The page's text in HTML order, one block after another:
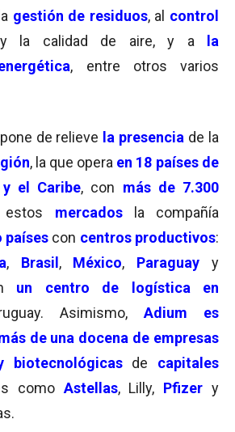
gestión de residuos, al control
y la calidad de aire, y a la
, entre otros varios
de relieve la presencia de la
, la que opera en 18 países de
el Caribe, con más de 7.300
mercadosla compañía
países con centros productivos:
, Brasil , México, Paraguay y
un centro de logística en
Asimismo, Adium es
de una docena de empresas
biotecnológicasde capitales
como Astellas, Lilly, Pfizer y